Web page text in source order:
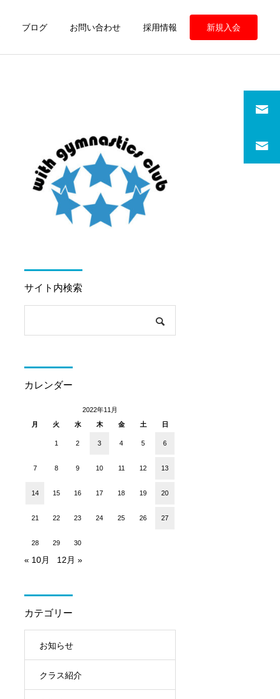
ブログ お問い合わせ 採用情報 新規入会
定期情報
ウィズ体操クラブ 練習の
サイト内検索
カレンダー
2022年11月
月
火 水 木 金 土 日
1 2 3 4 5 6
7 8 9 10 11 12 13
14 15 16 17 18 19 20
21 22 23 24 25 26 27
28 29 30
« 10月 12月 »
カテゴリー
お知らせ
クラス紹介